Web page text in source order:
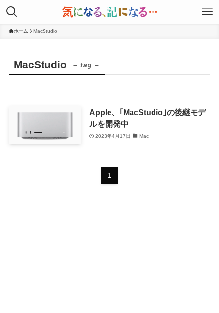
ホーム MacStudio
MacStudio – tag –
Apple、｢MacStudio｣の後継モデ
ルを開発中
2023年4月17日 Mac
1